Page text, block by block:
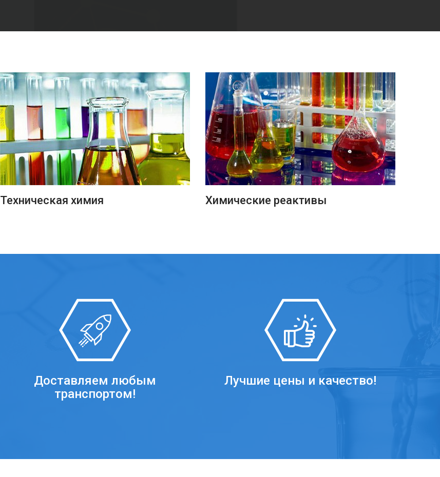
ПОДРОБНЕЕ
Техническая химия
ПОДРОБНЕЕ
Химические реактивы
Доставляем любым
транспортом!
Лучшие цены и качество!